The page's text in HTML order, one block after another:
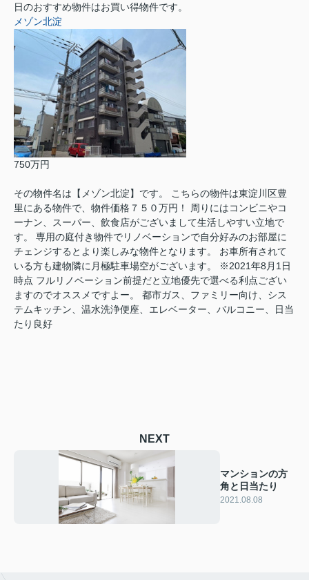
日のおすすめ物件はお買い得物件です。
メゾン北淀
750万円
その物件名は【メゾン北淀】です。 こちらの物件は東淀川区豊
里にある物件で、物件価格７５０万円！ 周りにはコンビニやコ
ーナン、スーパー、飲食店がございまして生活しやすい立地で
す。 専用の庭付き物件でリノベーションで自分好みのお部屋に
チェンジするとより楽しみな物件となります。 お車所有されて
いる方も建物隣に月極駐車場空がございます。 ※2021年8月1日
時点 フルリノベーション前提だと立地優先で選べる利点ござい
ますのでオススメですよー。 都市ガス、ファミリー向け、シス
テムキッチン、温水洗浄便座、エレベーター、バルコニー、日当
たり良好
NEXT
マンションの方
角と日当たり
2021.08.08